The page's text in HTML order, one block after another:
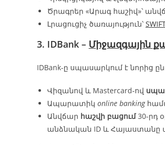
Ծրագրեր «Արագ հաշիվ»՝
Լրացուցիչ ծառայություն՝
3. IDBank – Միջազգային
IDBank-ը սպասարկում է նորից
Վիզանով և Mastercard‑ով
Ապարատիկ online banking
Անվճար հաշվի բացում30-րդ
անձնական ID և Հայաստանը